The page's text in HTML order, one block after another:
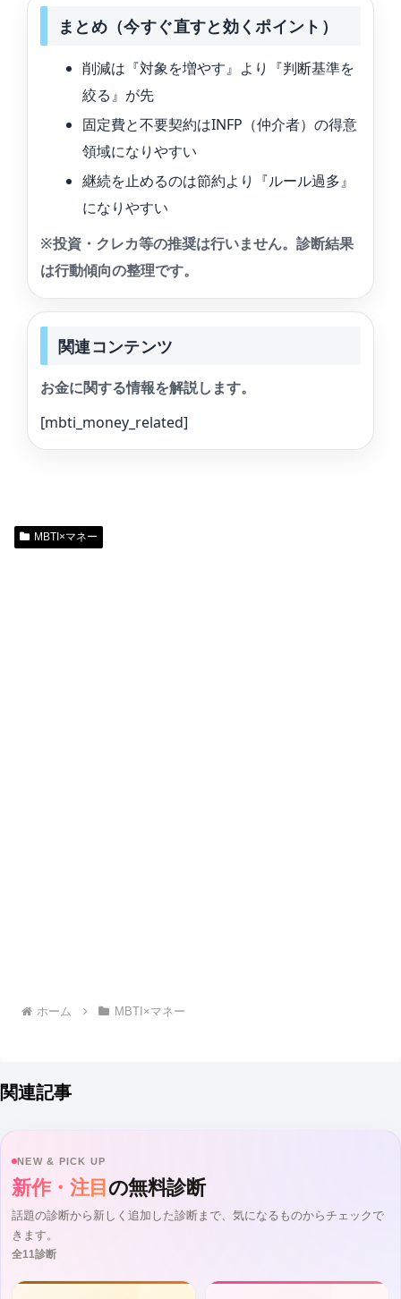
まとめ（今すぐ直すと効くポイント）
削減は『対象を増やす』より『判断基準を
絞る』が先
固定費と不要契約はINFP（仲介者）の得意
領域になりやすい
継続を止めるのは節約より『ルール過多』
になりやすい
※投資・クレカ等の推奨は行いません。診断結果
は行動傾向の整理です。
関連コンテンツ
お金に関する情報を解説します。
[mbti_money_related]
MBTI×マネー
ホーム MBTI×マネー
関連記事
NEW & PICK UP
新作・注目 の無料診断
話題の診断から新しく追加した診断まで、気になるものからチェックで
きます。
全11診断